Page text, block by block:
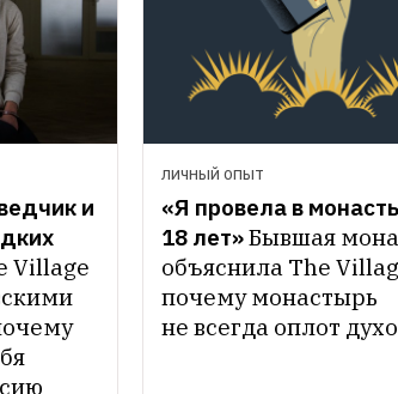
и
Village
ЛИЧНЫЙ ОПЫТ
«Я провела в
18 лет»Бывшая
объяснила The
почему монастырь
не всегда оплот